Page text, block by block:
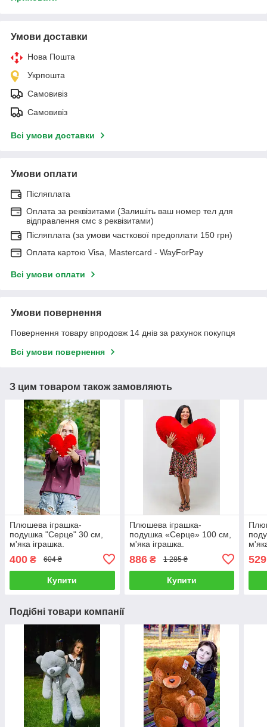
Умови доставки
Нова Пошта
Укрпошта
Самовивіз
Самовивіз
Всі умови доставки
Умови оплати
Післяплата
Оплата за реквізитами (Залишіть ваш номер тел для
відправлення смс з реквізитами)
Післяплата (за умови часткової предоплати 150 грн)
Оплата картою Visa, Mastercard - WayForPay
Всі умови оплати
Умови повернення
Повернення товару впродовж 14 днів за рахунок покупця
Всі умови повернення
З цим товаром також замовляють
Плюшева іграшка-
подушка "Серце" 30 см,
м'яка іграшка.
400 ₴ 604 ₴
Купити
Плюшева іграшка-
подушка «Серце» 100 см,
м'яка іграшка.
886₴ 1 285 ₴
Купити
529
Подібні товари компанії